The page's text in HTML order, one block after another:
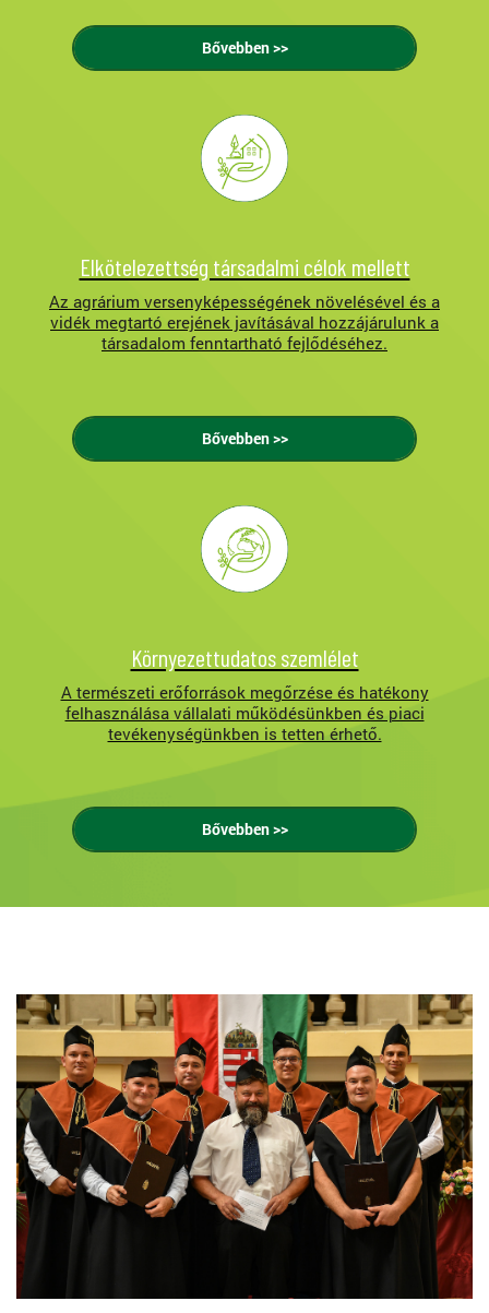
Bővebben >>
Elkötelezettség társadalmi célok mellett
Az agrárium versenyképességének növelésével és a
vidék megtartó erejének javításával hozzájárulunk a
társadalom fenntartható fejlődéséhez.
Bővebben >>
Környezettudatos szemlélet
A természeti erőforrások megőrzése és hatékony
felhasználása vállalati működésünkben és piaci
tevékenységünkben is tetten érhető.
Bővebben >>